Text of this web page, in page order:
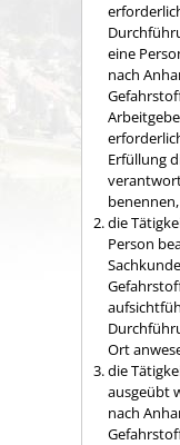
eine
nach
Erfüllung
benennen,
die
Person
Ort
die
ausgeübt
nach